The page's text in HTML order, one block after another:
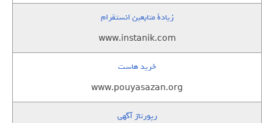
زيادة متابعين انستقرام
www.instanik.com
خرید هاست
www.pouyasazan.org
رپورتاژ آگهی